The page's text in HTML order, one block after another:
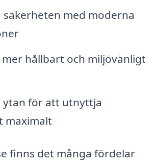
med moderna
mer hållbart och miljövänligt
ytan för att utnyttja
maximalt
finns det många fördelar